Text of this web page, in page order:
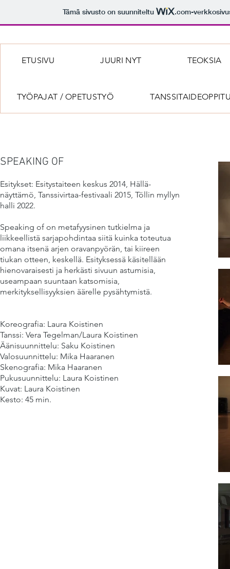
Tämä sivusto on suunniteltu .com-
ETUSIVU JUURI NYT TEOKSIA
TYÖPAJAT / OPETUSTYÖ
SPEAKING OF
Esitykset: Esitystaiteen keskus 2014, Hällä-
näyttämö, Tanssivirtaa-festivaali 2015, Töllin myllyn
halli 2022.
Speaking of on metafyysinen tutkielma ja
liikkeellistä sarjapohdintaa siitä kuinka toteutua
omana itsenä arjen oravanpyörän, tai kiireen
tiukan otteen, keskellä. Esityksessä käsitellään
hienovaraisesti ja herkästi sivuun astumisia,
useampaan suuntaan katsomisia,
merkityksellisyyksien äärelle pysähtymistä.
Koreografia: Laura Koistinen
Tanssi: Vera Tegelman/Laura Koistinen
Äänisuunnittelu: Saku Koistinen
Valosuunnittelu: Mika Haaranen
Skenografia: Mika Haaranen
Pukusuunnittelu: Laura Koistinen
Kuvat: Laura Koistinen
Kesto: 45 min.